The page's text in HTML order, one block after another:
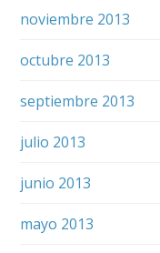
noviembre 2013
octubre 2013
septiembre 2013
julio 2013
junio 2013
mayo 2013